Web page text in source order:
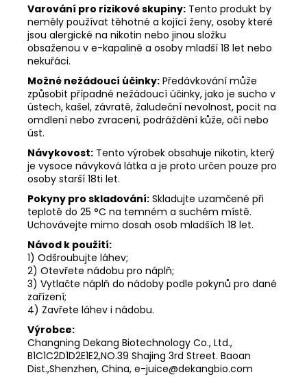
Varování pro rizikové skupiny: Tento produkt by
neměly používat těhotné a kojící ženy, osoby které
jsou alergické na nikotin nebo jinou složku
obsaženou v e-kapalině a osoby mladší 18 let nebo
nekuřáci.
Možné nežádoucí účinky: Předávkování může
způsobit případné nežádoucí účinky, jako je sucho v
ústech, kašel, závratě, žaludeční nevolnost, pocit na
omdlení nebo zvracení, podráždění kůže, očí nebo
úst.
Návykovost: Tento výrobek obsahuje nikotin, který
je vysoce návyková látka a je proto určen pouze pro
osoby starší 18ti let.
Pokyny pro skladování: Skladujte uzamčené při
teplotě do 25 °C na temném a suchém místě.
Uchovávejte mimo dosah osob mladších 18 let.
Návod k použití:
1) Odšroubujte láhev;
2) Otevřete nádobu pro náplň;
3) Vytlačte náplň do nádoby podle pokynů pro dané
zařízení;
4) Zavřete láhev i nádobu.
Výrobce:
Changning Dekang Biotechnology Co., Ltd.,
B1C1C2D1D2E1E2,NO.39 Shajing 3rd Street. Baoan
Dist.,Shenzhen, China, e-juice@dekangbio.com